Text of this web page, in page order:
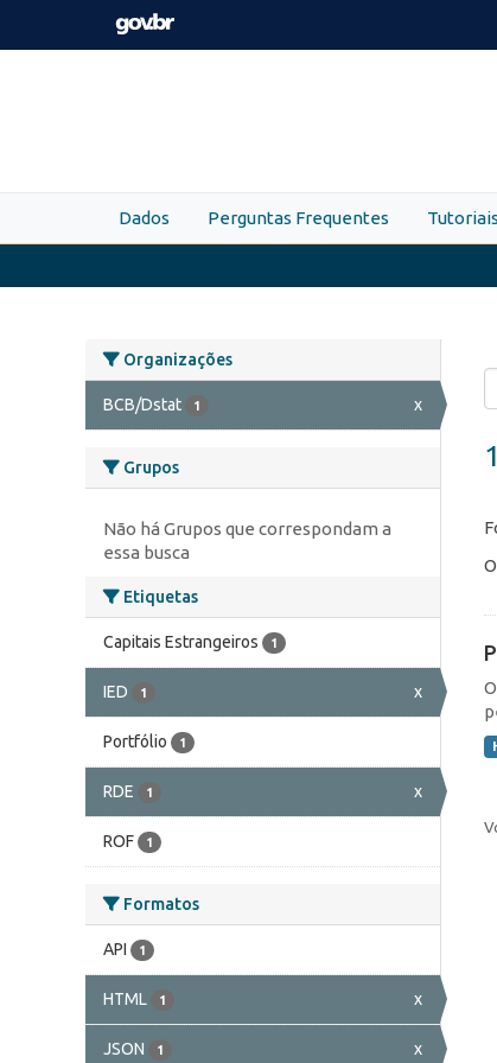
Skip to main content
Dados Perguntas Frequentes Tutoriais
Organizações
BCB/Dstat 1 x
Grupos
Não há Grupos que correspondam a
essa busca
Etiquetas
Capitais Estrangeiros 1
IED 1 x
Portfólio 1
RDE 1 x
ROF 1
Formatos
API 1
HTML 1 x
JSON 1 x